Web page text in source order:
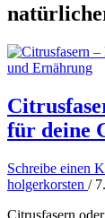
für deine
Schreibe einen
holgerkorsten /
Citrusfasern